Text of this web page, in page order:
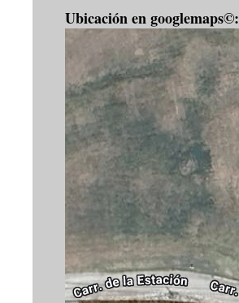
Ubicación en googlemaps©: